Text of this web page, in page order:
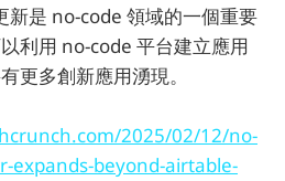
新是 no-code 領域的一個重要
利用 no-code 平台建立應用
更多創新應用湧現。
2025/02/12/no-
expands-beyond-airtable-